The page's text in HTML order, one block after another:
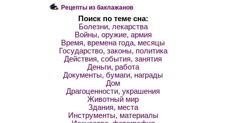
Рецепты из баклажанов
Поиск по теме сна:
Болезни, лекарства
Войны, оружие, армия
Время, времена года, месяцы
Государство, законы, политика
Действия, события, занятия
Деньги, работа
Документы, бумаги, награды
Дом
Драгоценности, украшения
Животный мир
Здания, места
Инструменты, материалы